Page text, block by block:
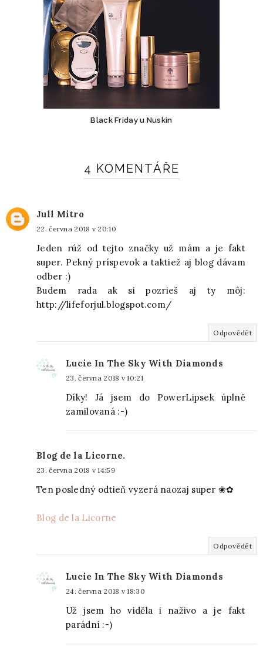
Black Friday u Nuskin
4 KOMENTÁŘE
Jull Mitro
22. června 2018 v 20:10
Jeden rúž od tejto značky už mám a je fakt
super. Pekný príspevok a taktiež aj blog dávam
odber :)
Budem rada ak si pozrieš aj ty môj:
http://lifeforjul.blogspot.com/
Odpovědět
Lucie In The Sky With Diamonds
23. června 2018 v 10:21
Díky! Já jsem do PowerLipsek úplně
zamilovaná :-)
Blog de la Licorne.
23. června 2018 v 14:59
Ten posledný odtieň vyzerá naozaj super ❀✿
Blog de la Licorne
Odpovědět
Lucie In The Sky With Diamonds
24. června 2018 v 18:30
Už jsem ho viděla i naživo a je fakt
parádní :-)